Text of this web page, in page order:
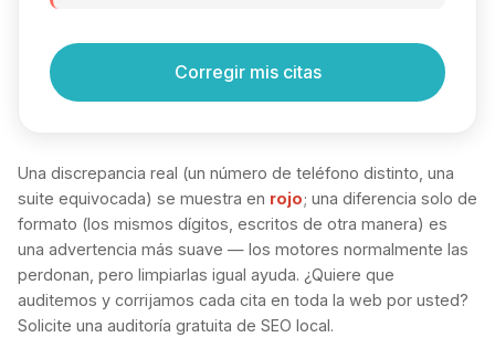
Informe
en
vivo
NAP
que
compara
cada
listado
con
Corregir mis citas
Una discrepancia real (un número de teléfono distinto, una
suite equivocada) se muestra en rojo; una diferencia solo de
formato (los mismos dígitos, escritos de otra manera) es
una advertencia más suave — los motores normalmente las
perdonan, pero limpiarlas igual ayuda. ¿Quiere que
auditemos y corrijamos cada cita en toda la web por usted?
Solicite una auditoría gratuita de SEO local.